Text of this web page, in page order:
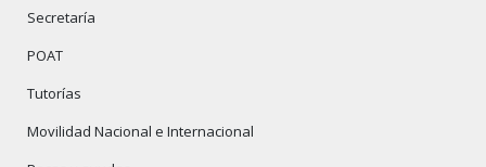
Secretaría
POAT
Tutorías
Movilidad Nacional e Internacional